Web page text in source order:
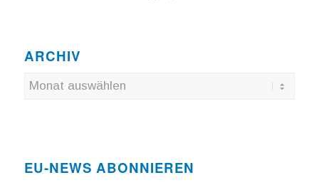
ARCHIV
EU-NEWS ABONNIEREN